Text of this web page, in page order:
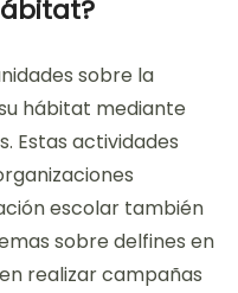
sobre la
hábitat mediante
Estas actividades
escolar también
sobre delfines en
realizar campañas